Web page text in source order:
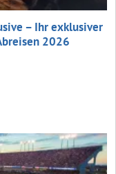
– Ihr exklusiver
2026